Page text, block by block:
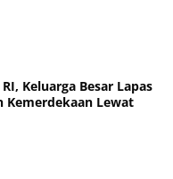
Keluarga Besar Lapas
Kemerdekaan Lewat